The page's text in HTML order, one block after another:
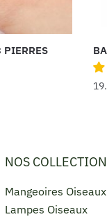
PIERRES
NOS
Mangeoires Oiseaux
Lampes Oiseaux